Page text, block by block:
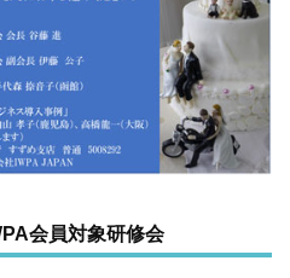
会員対象研修会